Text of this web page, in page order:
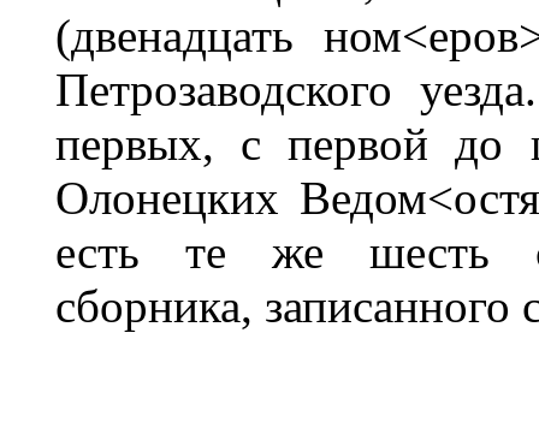
(двенадцать
Петрозаводского
первых, с первой до
Олонецких
есть те же шесть
сборника, записанного